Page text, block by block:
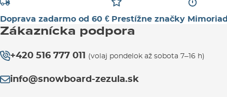
Doprava zadarmo od 60 € Prestížne značky
Zákaznícka podpora
+420 516 777 011 (volaj pondelok až sobota 7–16 h)
info@snowboard-zezula.sk